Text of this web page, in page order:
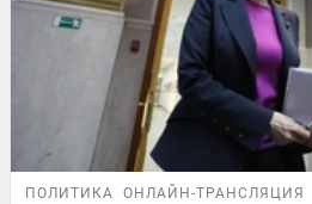
ПОЛИТИКА ОНЛАЙН-ТРАНСЛЯЦИЯ